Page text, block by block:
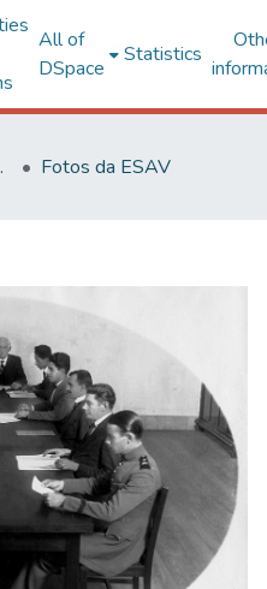
All of
DSpace
Statistics
UFV
Fotos da ESAV